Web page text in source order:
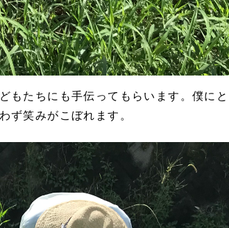
もたちにも手伝ってもらいます。僕に
ず笑みがこぼれます。